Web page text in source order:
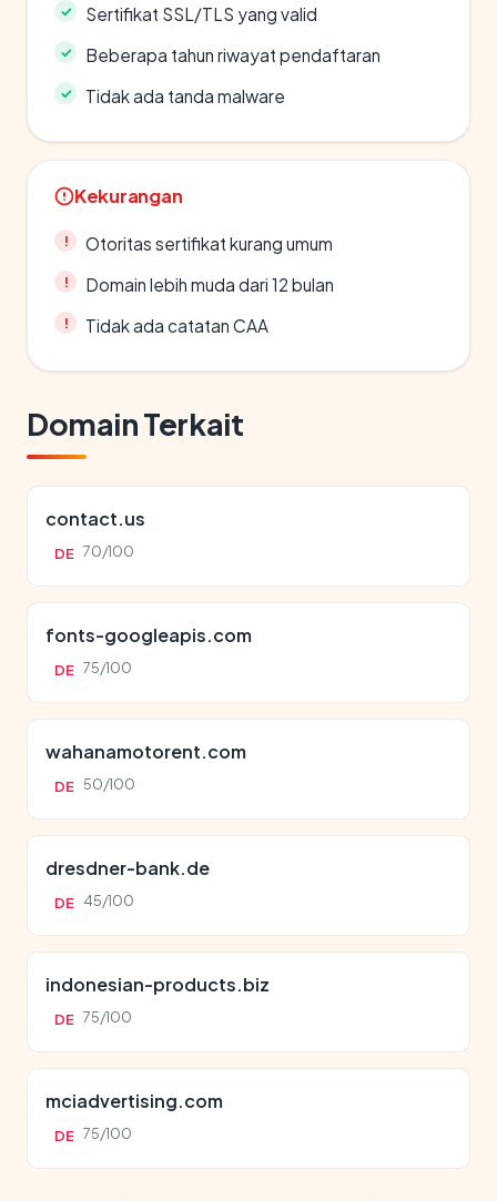
Sertifikat SSL/TLS yang valid
Beberapa tahun riwayat pendaftaran
Tidak ada tanda malware
Kekurangan
Otoritas sertifikat kurang umum
Domain lebih muda dari 12 bulan
Tidak ada catatan CAA
Domain Terkait
contact.us
DE 70/100
fonts-googleapis.com
DE 75/100
wahanamotorent.com
DE 50/100
dresdner-bank.de
DE 45/100
indonesian-products.biz
DE 75/100
mciadvertising.com
DE 75/100